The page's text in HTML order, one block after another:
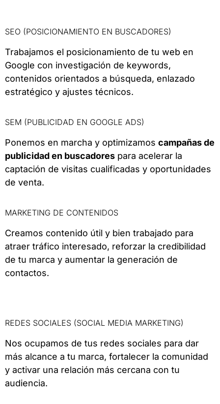
SEO (POSICIONAMIENTO EN BUSCADORES)
Trabajamos el posicionamiento de tu web en
Google con investigación de keywords,
contenidos orientados a búsqueda, enlazado
estratégico y ajustes técnicos.
SEM (PUBLICIDAD EN GOOGLE ADS)
Ponemos en marcha y optimizamos campañas de
publicidad en buscadores para acelerar la
captación de visitas cualificadas y oportunidades
de venta.
MARKETING DE CONTENIDOS
Creamos contenido útil y bien trabajado para
atraer tráfico interesado, reforzar la credibilidad
de tu marca y aumentar la generación de
contactos.
REDES SOCIALES (SOCIAL MEDIA MARKETING)
Nos ocupamos de tus redes sociales para dar
más alcance a tu marca, fortalecer la comunidad
y activar una relación más cercana con tu
audiencia.